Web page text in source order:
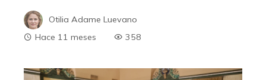
Otilia Adame Luevano
Hace 11 meses
358